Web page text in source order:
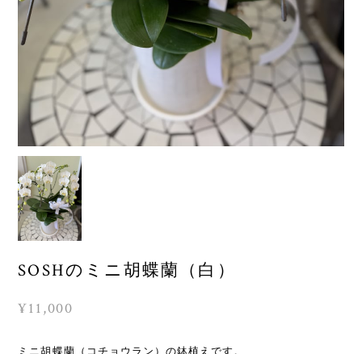
SOSHのミニ胡蝶蘭（白）
¥11,000
ミニ胡蝶蘭（コチョウラン）の鉢植えです。